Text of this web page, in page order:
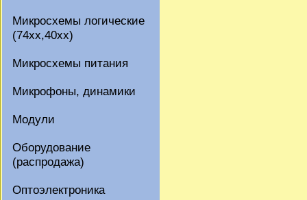
Микросхемы логические
(74xx,40xx)
Микросхемы питания
Микрофоны, динамики
Модули
Оборудование
(распродажа)
Оптоэлектроника